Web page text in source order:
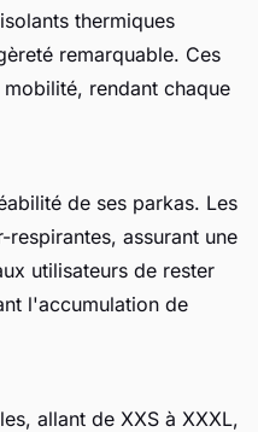
thermiques
remarquable. Ces
rendant chaque
de ses parkas. Les
respirantes, assurant une
utilisateurs de rester
l'accumulation de
allant de XXS à XXXL,